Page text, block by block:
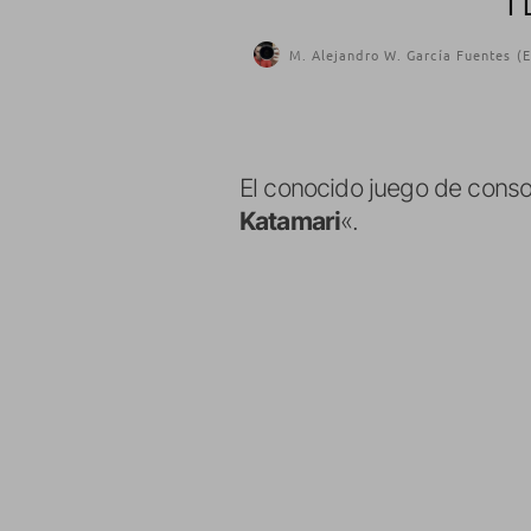
M. Alejandro W. García Fuentes
El conocido juego de
Katamari«.